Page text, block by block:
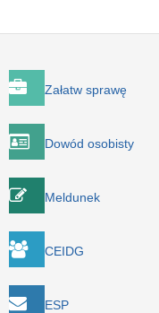
Załatw sprawę
Dowód osobisty
Meldunek
CEIDG
ESP